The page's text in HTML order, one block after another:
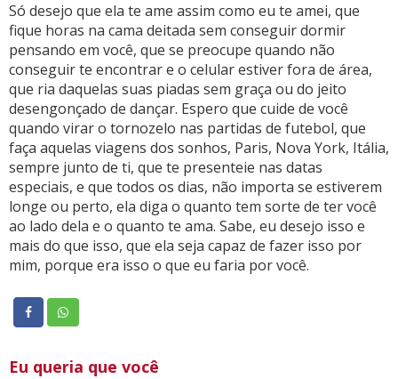
Só desejo que ela te ame assim como eu te amei, que
fique horas na cama deitada sem conseguir dormir
pensando em você, que se preocupe quando não
conseguir te encontrar e o celular estiver fora de área,
que ria daquelas suas piadas sem graça ou do jeito
desengonçado de dançar. Espero que cuide de você
quando virar o tornozelo nas partidas de futebol, que
faça aquelas viagens dos sonhos, Paris, Nova York, Itália,
sempre junto de ti, que te presenteie nas datas
especiais, e que todos os dias, não importa se estiverem
longe ou perto, ela diga o quanto tem sorte de ter você
ao lado dela e o quanto te ama. Sabe, eu desejo isso e
mais do que isso, que ela seja capaz de fazer isso por
mim, porque era isso o que eu faria por você.
Eu queria que você